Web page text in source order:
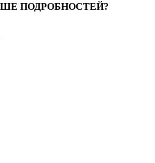
ПОДРОБНОСТЕЙ?